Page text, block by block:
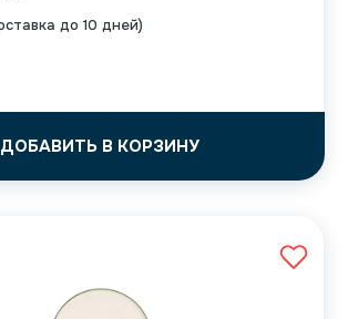
до 10 дней)
ДОБАВИТЬ В КОРЗИНУ